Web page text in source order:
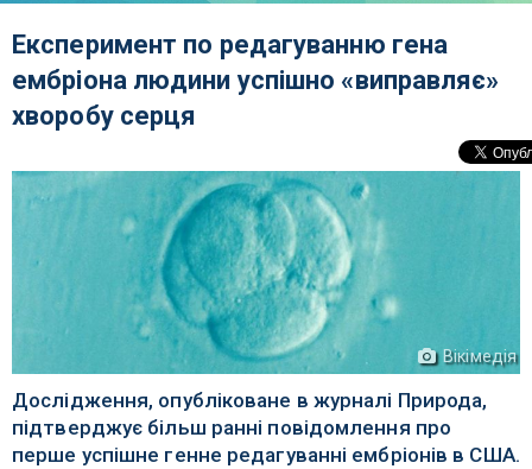
Експеримент по редагуванню гена
ембріона людини успішно «виправляє»
хворобу серця
Вікімедія
Дослідження, опубліковане в журналі Природа,
підтверджує більш ранні повідомлення про
перше успішне генне редагуванні ембріонів в США.